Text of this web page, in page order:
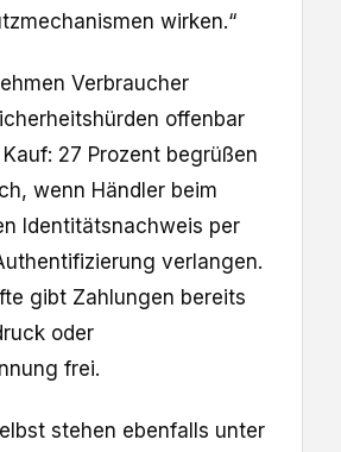
wirken.“
Verbraucher
offenbar
27 Prozent begrüßen
wenn Händler beim
Identitätsnachweis per
verlangen.
gibt Zahlungen bereits
oder
frei.
stehen ebenfalls unter